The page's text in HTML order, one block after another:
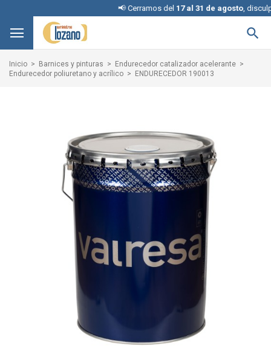
📢 Cerramos del 17 al 31 de agosto, disculpe

Inicio Barnices y pinturas
Endurecedor catalizador acelerante
Endurecedor poliuretano y acrílico
ENDURECEDOR 190013